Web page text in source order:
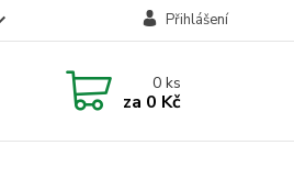
Přihlášení
0ks
za 0 Kč